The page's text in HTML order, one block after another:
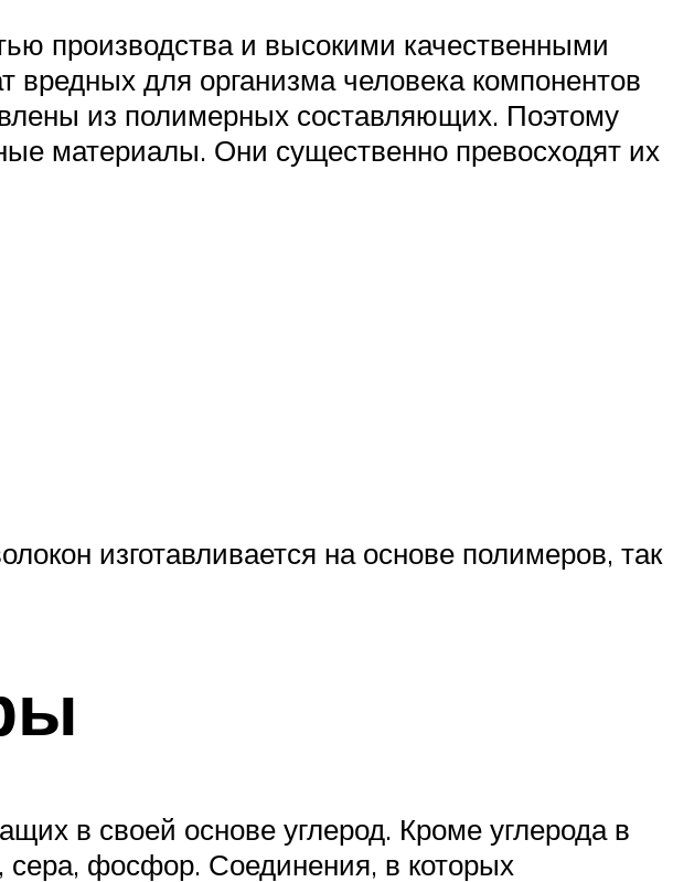
производства и высокими качественными
вредных для организма человека компонентов
из полимерных составляющих. Поэтому
материалы. Они существенно превосходят их
изготавливается на основе полимеров, так
в своей основе углерод. Кроме углерода в
сера, фосфор. Соединения, в которых